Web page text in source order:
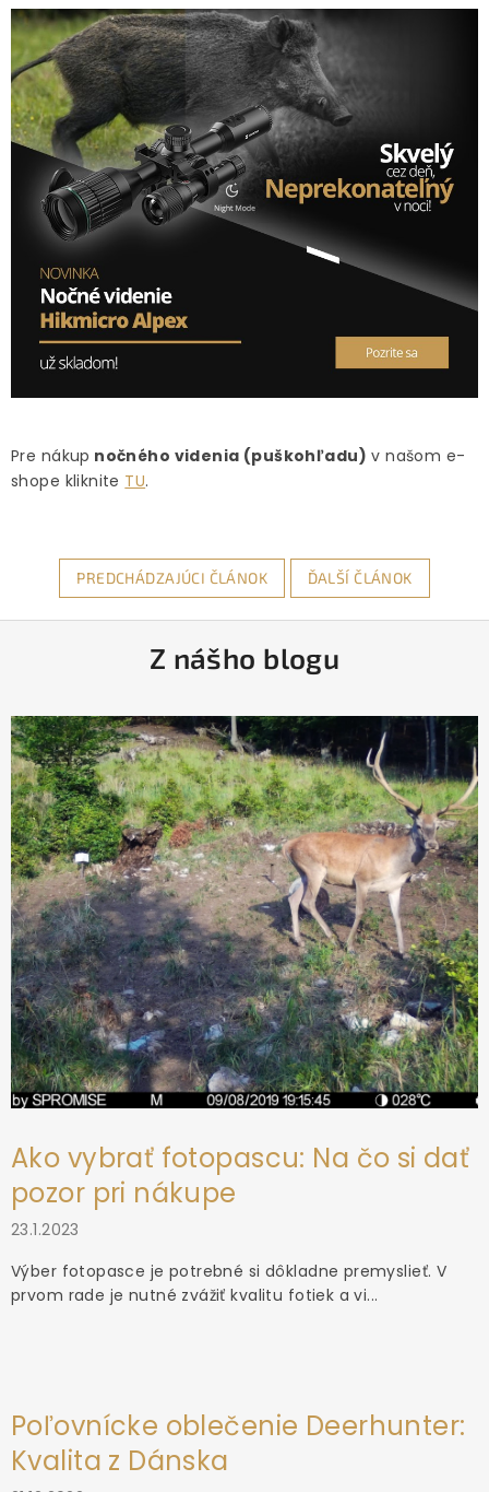
Pre nákup nočného videnia (puškohľadu) v našom e-
shope kliknite TU.
PREDCHÁDZAJÚCI ČLÁNOK ĎALŠÍ ČLÁNOK
ä
e
Z nášho blogu
Ako vybrať fotopascu: Na čo si dať
pozor pri nákupe
23.1.2023
Výber fotopasce je potrebné si dôkladne premyslieť. V
prvom rade je nutné zvážiť kvalitu fotiek a vi...
Poľovnícke oblečenie Deerhunter:
Kvalita z Dánska